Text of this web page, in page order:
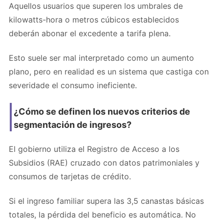
Aquellos usuarios que superen los umbrales de
kilowatts-hora o metros cúbicos establecidos
deberán abonar el excedente a tarifa plena.
Esto suele ser mal interpretado como un aumento
plano, pero en realidad es un sistema que castiga con
severidade el consumo ineficiente.
¿Cómo se definen los nuevos criterios de
segmentación de ingresos?
El gobierno utiliza el Registro de Acceso a los
Subsidios (RAE) cruzado con datos patrimoniales y
consumos de tarjetas de crédito.
Si el ingreso familiar supera las 3,5 canastas básicas
totales, la pérdida del beneficio es automática. No